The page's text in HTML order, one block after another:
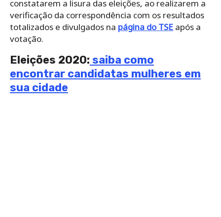
constatarem a lisura das eleições, ao realizarem a
verificação da correspondência com os resultados
totalizados e divulgados na página do TSE após a
votação.
Eleições 2020: saiba como
encontrar candidatas mulheres em
sua cidade